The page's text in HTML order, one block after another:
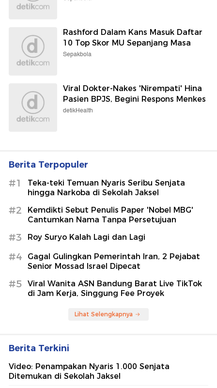
Rashford Dalam Kans Masuk Daftar
10 Top Skor MU Sepanjang Masa
Sepakbola
Viral Dokter-Nakes 'Nirempati' Hina
Pasien BPJS, Begini Respons Menkes
detikHealth
Berita Terpopuler
#1
Teka-teki Temuan Nyaris Seribu Senjata
hingga Narkoba di Sekolah Jaksel
#2
Kemdikti Sebut Penulis Paper 'Nobel MBG'
Cantumkan Nama Tanpa Persetujuan
#3 Roy Suryo Kalah Lagi dan Lagi
#4
Gagal Gulingkan Pemerintah Iran, 2 Pejabat
Senior Mossad Israel Dipecat
#5
Viral Wanita ASN Bandung Barat Live TikTok
di Jam Kerja, Singgung Fee Proyek
Lihat Selengkapnya
Berita Terkini
Video: Penampakan Nyaris 1.000 Senjata
Ditemukan di Sekolah Jaksel